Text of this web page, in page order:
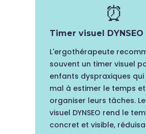
⏰
Timer visuel DYNSEO
L'ergothérapeute
souvent un timer visuel
enfants dyspraxiques
mal à estimer le temps
organiser leurs tâches.
visuel DYNSEO rend le
concret et visible,